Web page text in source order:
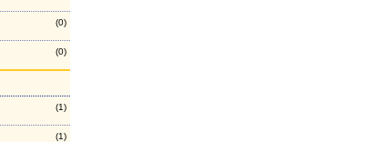
(0)
(0)
(1)
(1)